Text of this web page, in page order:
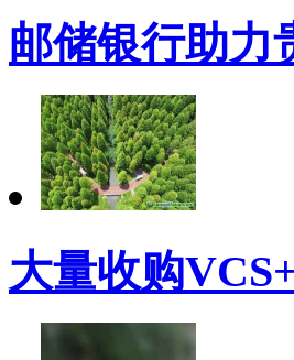
邮储银行助力
大量收购